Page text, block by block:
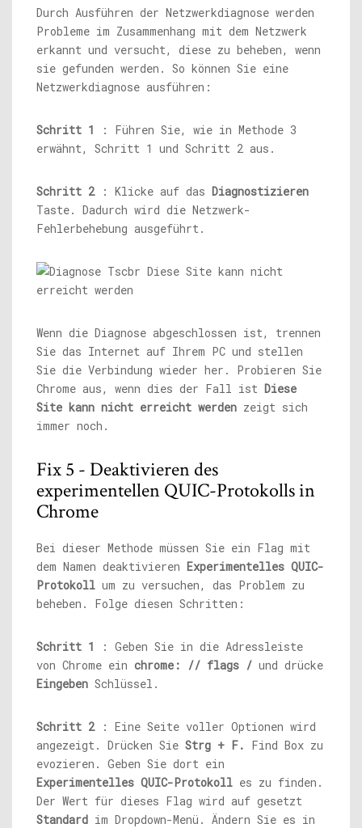
Durch Ausführen der Netzwerkdiagnose werden
Probleme im Zusammenhang mit dem Netzwerk
erkannt und versucht, diese zu beheben, wenn
sie gefunden werden. So können Sie eine
Netzwerkdiagnose ausführen:
Schritt 1
: Führen Sie, wie in Methode 3
erwähnt, Schritt 1 und Schritt 2 aus.
Schritt 2: Klicke auf das Diagnostizieren
Taste. Dadurch wird die Netzwerk-
Fehlerbehebung ausgeführt.
Wenn die Diagnose abgeschlossen ist, trennen
Sie das Internet auf Ihrem PC und stellen
Sie die Verbindung wieder her. Probieren Sie
Chrome aus, wenn dies der Fall ist Diese
Site kann nicht erreicht werden zeigt sich
immer noch.
Fix 5 - Deaktivieren des
experimentellen QUIC-Protokolls in
Chrome
Bei dieser Methode müssen Sie ein Flag mit
dem Namen deaktivieren Experimentelles QUIC-
Protokoll um zu versuchen, das Problem zu
beheben. Folge diesen Schritten:
Schritt 1
: Geben Sie in die Adressleiste
von Chrome ein chrome: // flags / und drücke
Eingeben Schlüssel.
Schritt 2: Eine Seite voller Optionen wird
angezeigt. Drücken Sie Strg + F. Find Box zu
evozieren. Geben Sie dort ein
Experimentelles QUIC-Protokoll es zu finden.
Der Wert für dieses Flag wird auf gesetzt
Standard im Dropdown-Menü. Ändern Sie es in